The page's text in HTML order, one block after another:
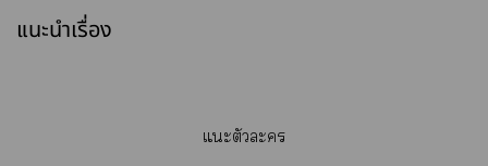
แนะนำเรื่อง
แะตัวะ